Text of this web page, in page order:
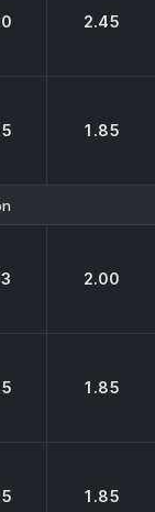
2.45
1.85
2.00
1.85
1.85